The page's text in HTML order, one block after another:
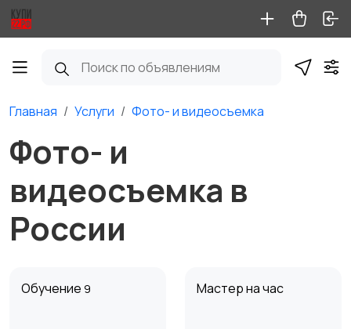
Главная Услуги Фото- и видеосъемка
Фото- и
видеосъемка в
России
Обучение 9 Мастер на час